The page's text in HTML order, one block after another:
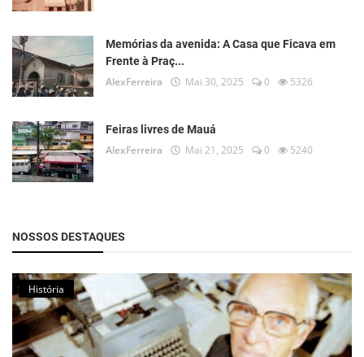
Memórias da avenida: A Casa que Ficava em
Frente à Praç...
AlexFerreira Mai 30, 2025 0 5326
Feiras livres de Mauá
AlexFerreira Mai 21, 2025 0 5240
NOSSOS DESTAQUES
História